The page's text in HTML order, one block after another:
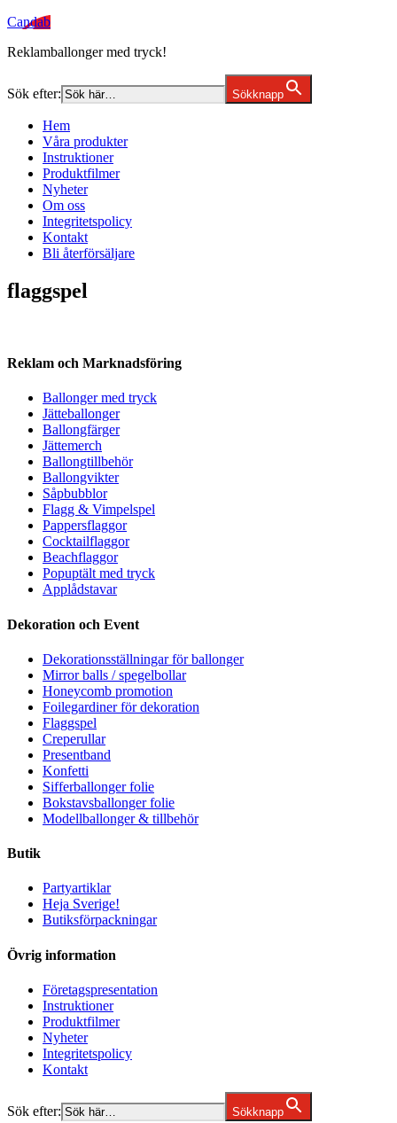
Candab
Reklamballonger med tryck!
Sök efter: Sökknapp
Hem
Våra produkter
Instruktioner
Produktfilmer
Nyheter
Om oss
Integritetspolicy
Kontakt
Bli återförsäljare
flaggspel
Reklam och Marknadsföring
Ballonger med tryck
Jätteballonger
Ballongfärger
Jättemerch
Ballongtillbehör
Ballongvikter
Såpbubblor
Flagg & Vimpelspel
Pappersflaggor
Cocktailflaggor
Beachflaggor
Popuptält med tryck
Applådstavar
Dekoration och Event
Dekorationsställningar för ballonger
Mirror balls / spegelbollar
Honeycomb promotion
Foilegardiner för dekoration
Flaggspel
Creperullar
Presentband
Konfetti
Sifferballonger folie
Bokstavsballonger folie
Modellballonger & tillbehör
Butik
Partyartiklar
Heja Sverige!
Butiksförpackningar
Övrig information
Företagspresentation
Instruktioner
Produktfilmer
Nyheter
Integritetspolicy
Kontakt
Sök efter: Sökknapp